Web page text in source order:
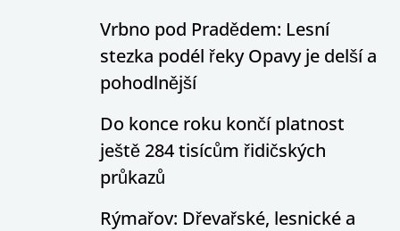
Vrbno pod Pradědem: Lesní
stezka podél řeky Opavy je delší a
pohodlnější
Do konce roku končí platnost
ještě 284 tisícům řidičských
průkazů
Rýmařov: Dřevařské, lesnické a